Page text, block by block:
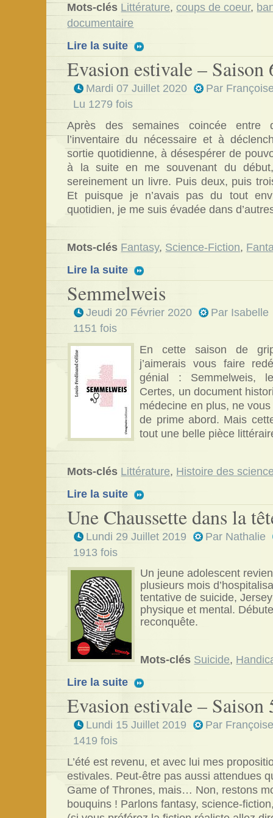
Mots-clés Littérature,coups de coeur,
documentaire
Lire la suite
Evasion estivale – Saison
Mardi 07 Juillet 2020
Par
Lu 1279 fois
Après des semaines coincée entre
l’inventaire du nécessaire et à
sortie quotidienne, à désespérer de
à la suite en me souvenant du
sereinement un livre. Puis deux, puis
Et puisque je n’avais pas du tout
quotidien, je me suis évadée dans
Mots-clés Fantasy, Science-Fiction,
Lire la suite
Semmelweis
Jeudi 20 Février 2020 Par Isabelle
1151 fois
En cette saison de
j’aimerais vous faire
génial : Semmelweis,
Certes, un document
médecine en plus, ne
de prime abord. Mais
tout une belle pièce
Mots-clés Littérature, Histoire des
Lire la suite
Une Chaussette dans la
Lundi 29 Juillet 2019 Par Nathalie
1913 fois
Un jeune adolescent
plusieurs mois
tentative de suicide,
physique et mental.
reconquête.
Mots-clés Suicide,
Lire la suite
Evasion estivale – Saison
Lundi 15 Juillet 2019 Par
1419 fois
L’été est revenu, et avec lui mes
estivales. Peut-être pas aussi attendues
Game of Thrones, mais… Non, restons
bouquins ! Parlons fantasy, science-